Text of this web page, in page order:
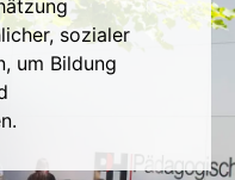
sozialer
um Bildung